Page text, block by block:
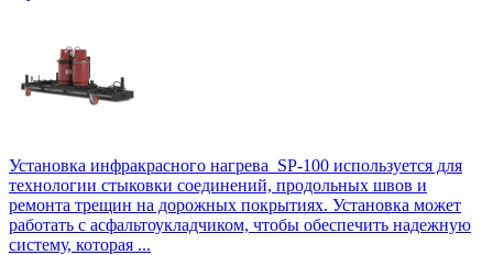
Установка инфракрасного нагрева SP-100 используется для
технологии стыковки соединений, продольных швов и
ремонта трещин на дорожных покрытиях. Установка может
работать с асфальтоукладчиком, чтобы обеспечить надежную
систему, которая ...